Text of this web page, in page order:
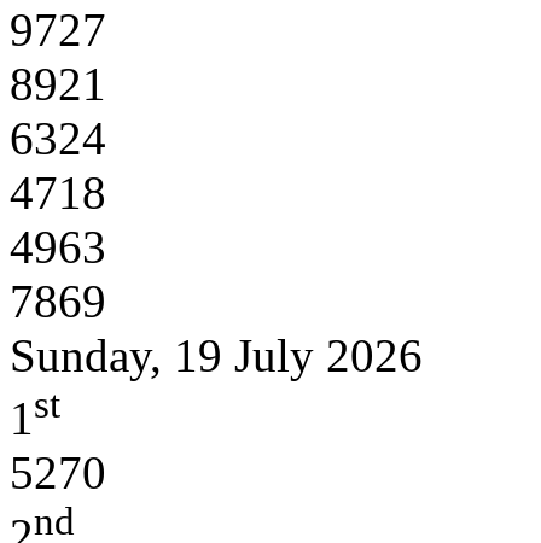
9727
8921
6324
4718
4963
7869
Sunday, 19 July 2026
1st
5270
nd